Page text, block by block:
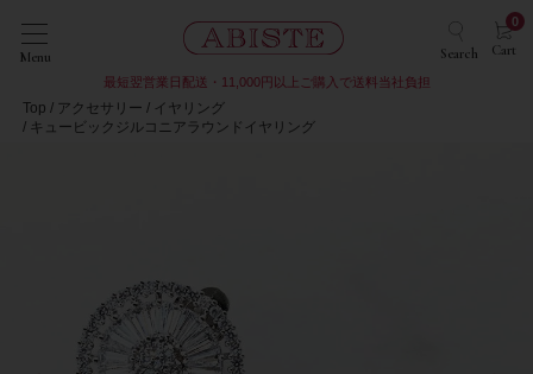
Menu Search Cart
0
最短翌営業日配送・11,000円以上ご購入で送料当社負担
Top アクセサリー
イヤリング
キュービックジルコニアラウンドイヤリング